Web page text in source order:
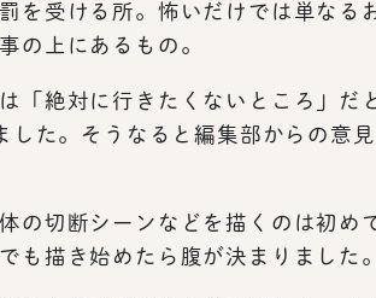
を受ける所。怖いだけでは単なる
の上にあるもの。
「絶対に行きたくないところ」だ
た。そうなると編集部からの意
の切断シーンなどを描くのは初め
も描き始めたら腹が決まりました